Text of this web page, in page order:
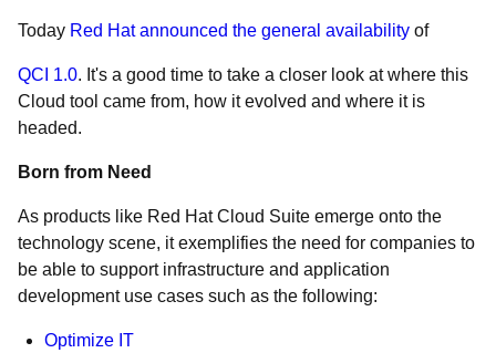
Today Red Hat announced the general availability of
QCI 1.0. It's a good time to take a closer look at where this
Cloud tool came from, how it evolved and where it is
headed.
Born from Need
As products like Red Hat Cloud Suite emerge onto the
technology scene, it exemplifies the need for companies to
be able to support infrastructure and application
development use cases such as the following:
Optimize IT